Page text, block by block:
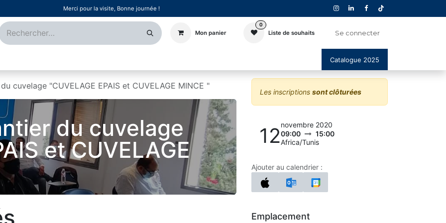
Merci pour la visite, Bonne journée !
Mon panier
0
Liste de souhaits Se connecter
Catalogue 2025
cuvelage "CUVELAGE EPAIS et CUVELAGE MINCE "
du cuvelage
et CUVELAGE
Les inscriptions sont clôturées
12novembre 2020
09:00
15:00
Africa/Tunis
Ajouter au calendrier :
Emplacement